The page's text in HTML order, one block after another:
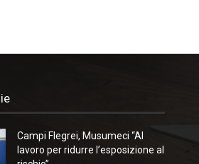
Campi Flegrei, Musumeci “Al
lavoro per ridurre l’esposizione al